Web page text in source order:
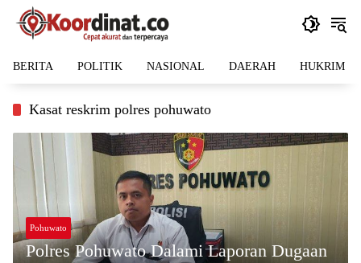
Langsung
BERITA POLITIK NASIONAL DAERAH HUKRIM
Kasat reskrim polres pohuwato
Pohuwato
Polres Pohuwato Dalami Laporan Dugaan